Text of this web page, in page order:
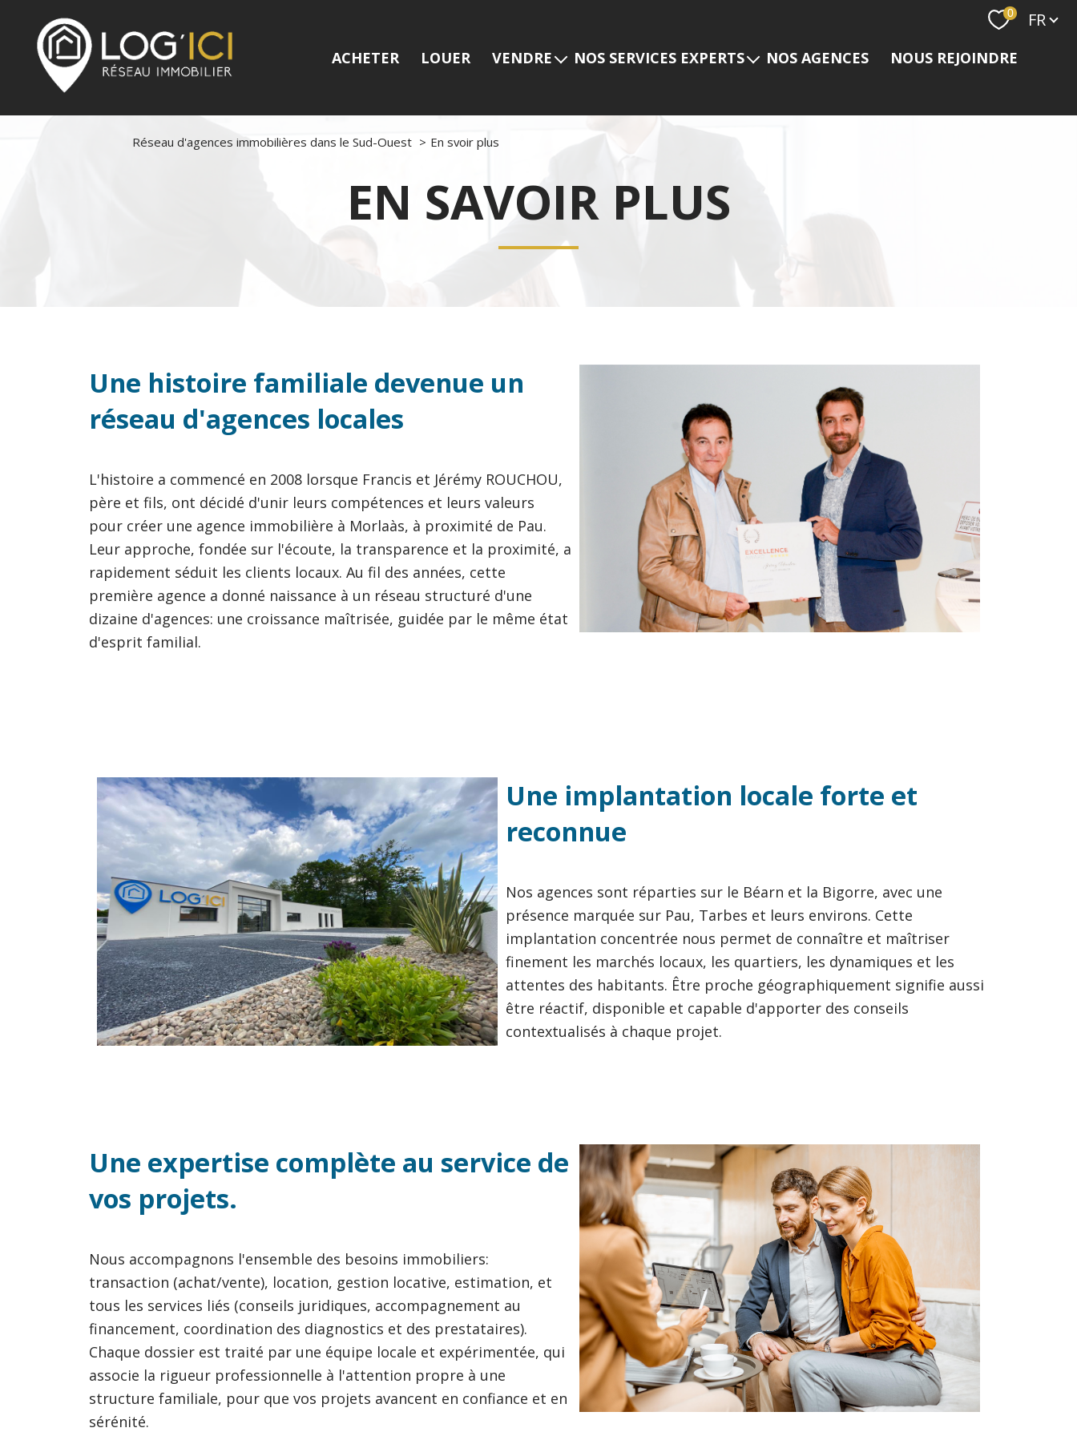
0 Langue
FR
ACHETER LOUER VENDRE
Nos dernières ventes
NOS SERVICES EXPERTS NOS AGENCES NOUS REJOINDRE
Réseau d'agences immobilières dans le Sud-Ouest En svoir plus
EN SAVOIR PLUS
Une histoire familiale devenue un
réseau d'agences locales
L'histoire a commencé en 2008 lorsque Francis et Jérémy ROUCHOU,
père et fils, ont décidé d'unir leurs compétences et leurs valeurs
pour créer une agence immobilière à Morlaàs, à proximité de Pau.
Leur approche, fondée sur l'écoute, la transparence et la proximité, a
rapidement séduit les clients locaux. Au fil des années, cette
première agence a donné naissance à un réseau structuré d'une
dizaine d'agences: une croissance maîtrisée, guidée par le même état
d'esprit familial.
Une implantation locale forte et
reconnue
Nos agences sont réparties sur le Béarn et la Bigorre, avec une
présence marquée sur Pau, Tarbes et leurs environs. Cette
implantation concentrée nous permet de connaître et maîtriser
finement les marchés locaux, les quartiers, les dynamiques et les
attentes des habitants. Être proche géographiquement signifie aussi
être réactif, disponible et capable d'apporter des conseils
contextualisés à chaque projet.
Une expertise complète au service de
vos projets.
Nous accompagnons l'ensemble des besoins immobiliers:
transaction (achat/vente), location, gestion locative, estimation, et
tous les services liés (conseils juridiques, accompagnement au
financement, coordination des diagnostics et des prestataires).
Chaque dossier est traité par une équipe locale et expérimentée, qui
associe la rigueur professionnelle à l'attention propre à une
structure familiale, pour que vos projets avancent en confiance et en
sérénité.